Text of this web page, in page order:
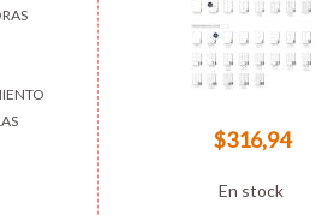
$316,94
En stock